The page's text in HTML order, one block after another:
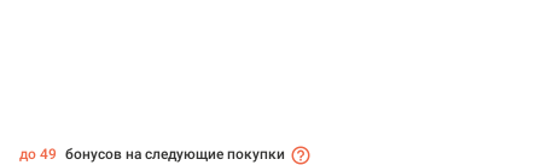
до 49 бонусов на следующие покупки